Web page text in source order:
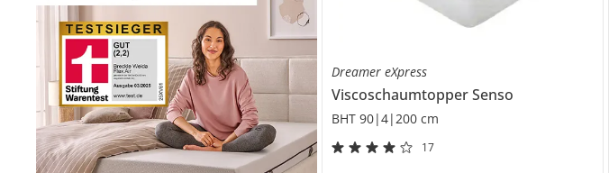
Dreamer eXpress
ViscoschaumtopperSenso
BHT 90|4|200 cm
17